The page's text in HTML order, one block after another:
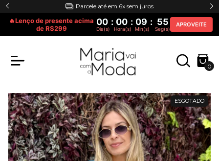
Parcele até em 6x sem juros
🔥Lenço de presente acima
de R$299
00 : 00 : 09 : 55
Dia(s) Hora(s) Min(s) Seg(s)
APROVEITE
0
ESGOTADO